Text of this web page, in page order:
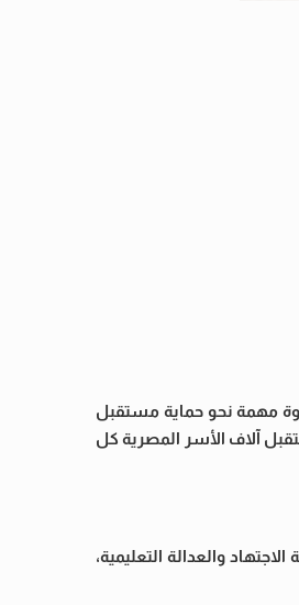
مهمة نحو حماية مستقبل
آلاف الأسر المصرية كل
والعدالة التعليمية،